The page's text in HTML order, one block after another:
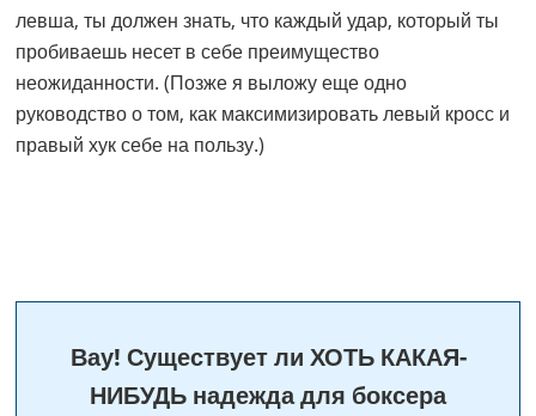
левша, ты должен знать, что каждый удар, который ты
пробиваешь несет в себе преимущество
неожиданности. (Позже я выложу еще одно
руководство о том, как максимизировать левый кросс и
правый хук себе на пользу.)
Вау! Существует ли ХОТЬ КАКАЯ-
НИБУДЬ надежда для боксера